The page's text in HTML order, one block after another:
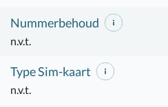
Nummerbehoud
n.v.t.
Type Sim-kaart
n.v.t.